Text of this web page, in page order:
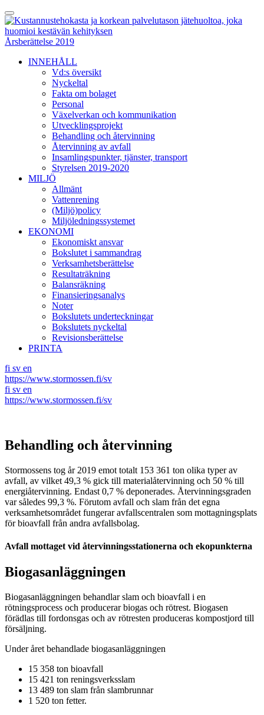
Skip
to
content
Toggle
Menu
Årsberättelse 2019
INNEHÅLL
Vd:s översikt
Nyckeltal
Fakta om bolaget
Personal
Växelverkan och kommunikation
Utvecklingsprojekt
Behandling och återvinning
Återvinning av avfall
Insamlingspunkter, tjänster, transport
Styrelsen 2019-2020
MILJÖ
Allmänt
Vattenrening
(Miljö)policy
Miljöledningssystemet
EKONOMI
Ekonomiskt ansvar
Bokslutet i sammandrag
Verksamhetsberättelse
Resultaträkning
Balansräkning
Finansieringsanalys
Noter
Bokslutets underteckningar
Bokslutets nyckeltal
Revisionsberättelse
PRINTA
fi sv en
https://www.stormossen.fi/sv
fi sv en
https://www.stormossen.fi/sv
Behandling och återvinning
Stormossens tog år 2019 emot totalt 153 361 ton olika typer av
avfall, av vilket 49,3 % gick till materialåtervinning och 50 % till
energiåtervinning. Endast 0,7 % deponerades. Återvinningsgraden
var således 99,3 %. Förutom avfall och slam från det egna
verksamhetsområdet fungerar avfallscentralen som mottagningsplats
för bioavfall från andra avfallsbolag.
Avfall mottaget vid återvinningsstationerna och ekopunkterna
Biogasanläggningen
Biogasanläggningen behandlar slam och bioavfall i en
rötningsprocess och producerar biogas och rötrest. Biogasen
förädlas till fordonsgas och av rötresten produceras kompostjord till
försäljning.
Under året behandlade biogasanläggningen
15 358 ton bioavfall
15 421 ton reningsverksslam
13 489 ton slam från slambrunnar
1 520 ton fetter.